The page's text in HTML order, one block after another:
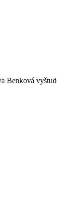
Benková